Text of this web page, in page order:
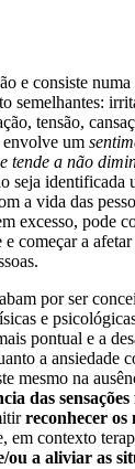
e consiste numa
semelhantes:
tensão,
envolve um
tende a não
seja identificada
a vida das
excesso, pode
e começar a
por ser
e
pontual e a
a ansiedade
mesmo na
das sensações
reconhecer os
em contexto
ou a aliviar as